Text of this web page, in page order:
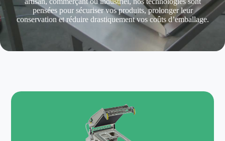
pensées pour sécuriser vos produits, prolonger leur
conservation et réduire drastiquement vos coûts d’emballage.